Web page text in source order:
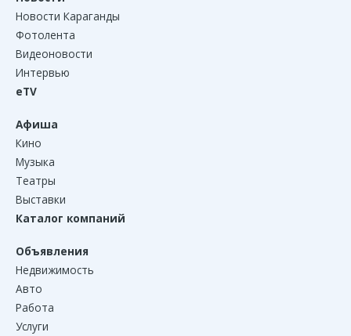
Новости Караганды
Фотолента
Видеоновости
Интервью
eTV
Афиша
Кино
Музыка
Театры
Выставки
Каталог компаний
Объявления
Недвижимость
Авто
Работа
Услуги